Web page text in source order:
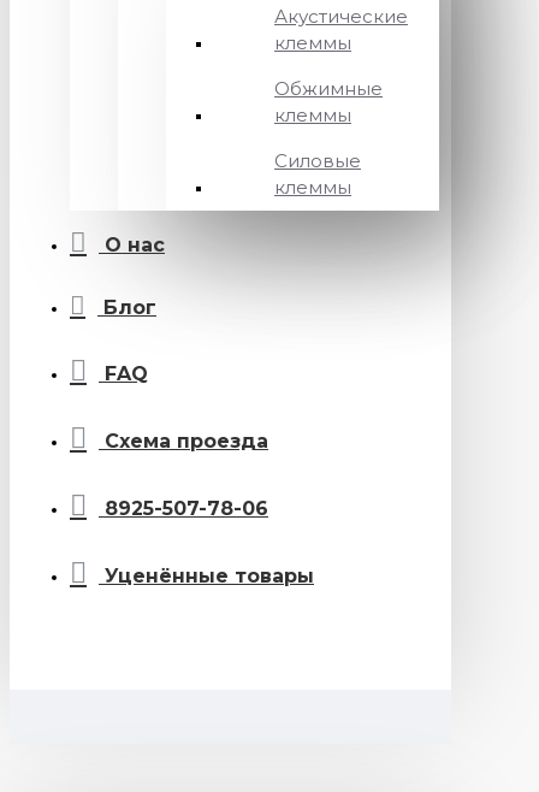
Акустические
клеммы
Обжимные
клеммы
Силовые
клеммы
О нас
Блог
FAQ
Схема проезда
8925-507-78-06
Уценённые товары